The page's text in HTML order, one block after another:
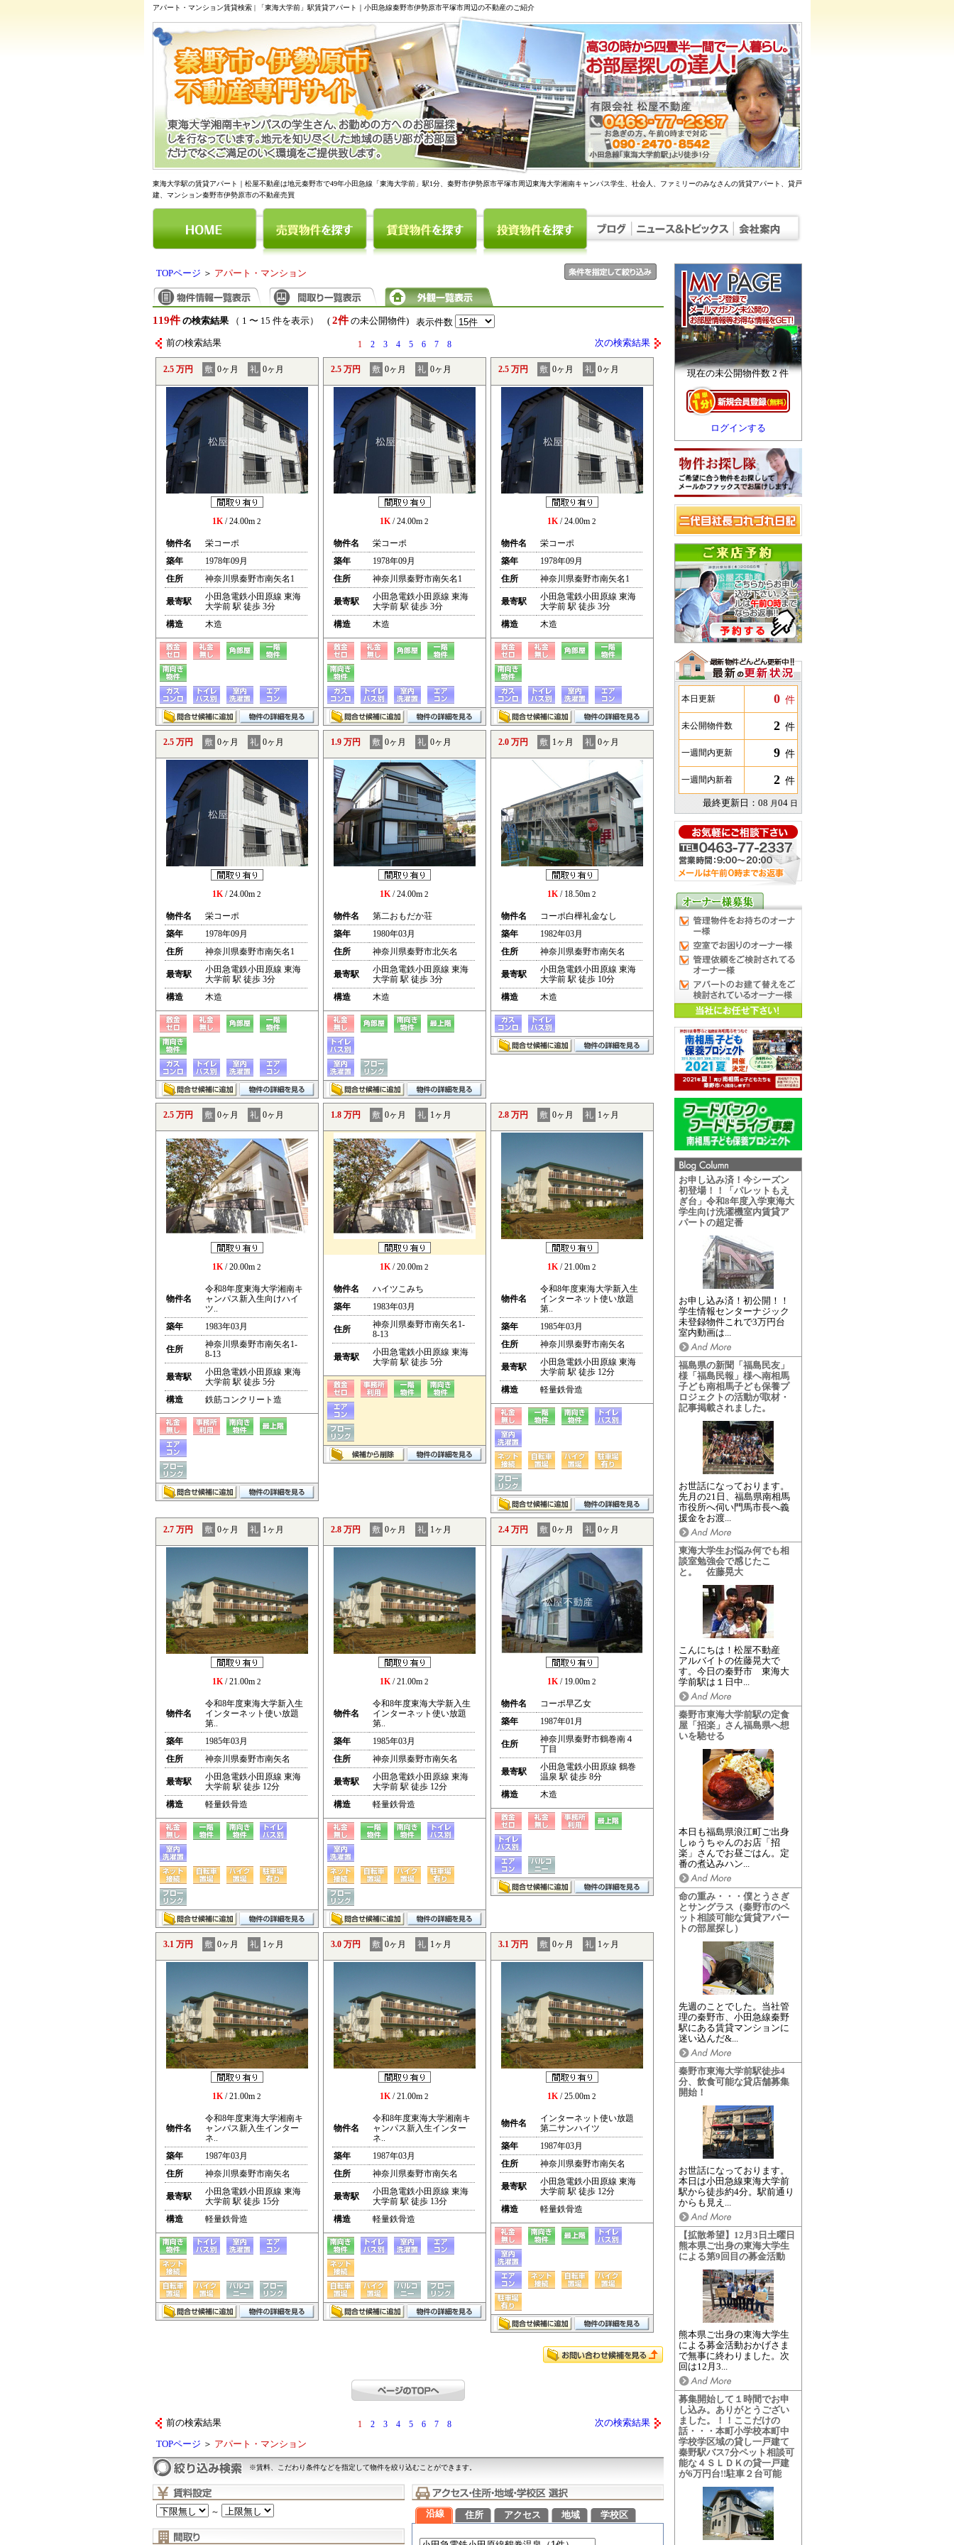
アパート・マンション賃貸検索 | 「東海大学前」駅賃貸アパート｜小田急線秦野市伊勢原市平塚市周辺の不動産のご紹介
東海大学駅の賃貸アパート｜松屋不動産は地元秦野市で49年小田急線「東海大学前」駅1分、秦野市伊勢原市平塚市周辺東海大学湘南キャンパス学生、社会人、ファミリーのみなさんの賃貸アパート、貸戸
建、マンション秦野市伊勢原市の不動産売買
現在の未公開物件数 2 件
ログインする
本日更新 0 件
未公開物件数 2 件
一週間内更新 9 件
一週間内新着 2 件
最終更新日：08 月04 日
お申し込み済！今シーズン
初登場！！「パレットもえ
ぎ台」令和8年度入学東海大
学生向け洗濯機室内賃貸ア
パートの超定番
お申し込み済！初公開！！
学生情報センターナジック
未登録物件これで3万円台
室内動画は...
福島県の新聞「福島民友」
様「福島民報」様へ南相馬
子ども南相馬子ども保養プ
ロジェクトの活動が取材・
記事掲載されました。
お世話になっております。
先月の21日、福島県南相馬
市役所へ伺い門馬市長へ義
援金をお渡...
東海大学生お悩み何でも相
談室勉強会で感じたこ
と。 佐藤晃大
こんにちは！松屋不動産
アルバイトの佐藤晃大で
す。今日の秦野市 東海大
学前駅は１日中...
秦野市東海大学前駅の定食
屋「招楽」さん福島県へ想
いを馳せる
本日も福島県浪江町ご出身
しゅうちゃんのお店「招
楽」さんでお昼ごはん。定
番の煮込みハン...
命の重み・・・僕とうさぎ
とサングラス（秦野市のペ
ット相談可能な賃貸アパー
トの部屋探し）
先週のことでした。当社管
理の秦野市、小田急線秦野
駅にある賃貸マンションに
迷い込んだ&...
秦野市東海大学前駅徒歩4
分、飲食可能な貸店舗募集
開始！
お世話になっております。
本日は小田急線東海大学前
駅から徒歩約4分。駅前通り
からも見え...
【拡散希望】12月3日土曜日
熊本県ご出身の東海大学生
による第9回目の募金活動
熊本県ご出身の東海大学生
による募金活動おかげさま
で無事に終わりました。次
回は12月3...
募集開始して１時間でお申
し込み。ありがとうござい
ました。！！ここだけの
話・・・本町小学校本町中
学校学区域の貸し一戸建て
秦野駅バス7分ペット相談可
能な４ＳＬＤＫの貸一戸建
が6万円台!!駐車２台可能
TOPページ ＞ アパート・マンション
119件 の検索結果（ 1 〜 15 件を表示） ( 2件の未公開物件) 表示件数
前の検索結果 1 2 3 4 5 6 7 8 次の検索結果
2.5 万円 敷 0ヶ月 礼 0ヶ月
1K/ 24.00m 2
物件名
栄コーポ
築年
1978年09月
住所
神奈川県秦野市南矢名1
最寄駅
小田急電鉄小田原線 東海
大学前 駅 徒歩 3分
構造
木造
2.5 万円 敷 0ヶ月 礼 0ヶ月
1K/ 24.00m 2
物件名
栄コーポ
築年
1978年09月
住所
神奈川県秦野市南矢名1
最寄駅
小田急電鉄小田原線 東海
大学前 駅 徒歩 3分
構造
木造
2.5 万円 敷 0ヶ月 礼 0ヶ月
1K/ 24.00m 2
物件名
栄コーポ
築年
1978年09月
住所
神奈川県秦野市南矢名1
最寄駅
小田急電鉄小田原線 東海
大学前 駅 徒歩 3分
構造
木造
2.5 万円 敷 0ヶ月 礼 0ヶ月
1K/ 24.00m 2
物件名
栄コーポ
築年
1978年09月
住所
神奈川県秦野市南矢名1
最寄駅
小田急電鉄小田原線 東海
大学前 駅 徒歩 3分
構造
木造
1.9 万円 敷 0ヶ月 礼 0ヶ月
1K/ 24.00m 2
物件名
第二おもだか荘
築年
1980年03月
住所
神奈川県秦野市北矢名
最寄駅
小田急電鉄小田原線 東海
大学前 駅 徒歩 3分
構造
木造
2.0 万円 敷 1ヶ月 礼 0ヶ月
1K/ 18.50m 2
物件名
コーポ白樺礼金なし
築年
1982年03月
住所
神奈川県秦野市南矢名
最寄駅
小田急電鉄小田原線 東海
大学前 駅 徒歩 10分
構造
木造
2.5 万円 敷 0ヶ月 礼 0ヶ月
1K/ 20.00m 2
物件名
令和8年度東海大学湘南キ
ャンパス新入生向けハイ
ツ..
築年
1983年03月
住所
神奈川県秦野市南矢名1-
8-13
最寄駅
小田急電鉄小田原線 東海
大学前 駅 徒歩 5分
構造
鉄筋コンクリート造
1.8 万円 敷 0ヶ月 礼 1ヶ月
1K/ 20.00m 2
物件名
ハイツこみち
築年
1983年03月
住所
神奈川県秦野市南矢名1-
8-13
最寄駅
小田急電鉄小田原線 東海
大学前 駅 徒歩 5分
2.8 万円 敷 0ヶ月 礼 1ヶ月
1K/ 21.00m 2
物件名
令和8年度東海大学新入生
インターネット使い放題
第..
築年
1985年03月
住所
神奈川県秦野市南矢名
最寄駅
小田急電鉄小田原線 東海
大学前 駅 徒歩 12分
構造
軽量鉄骨造
2.7 万円 敷 0ヶ月 礼 1ヶ月
1K/ 21.00m 2
物件名
令和8年度東海大学新入生
インターネット使い放題
第..
築年
1985年03月
住所
神奈川県秦野市南矢名
最寄駅
小田急電鉄小田原線 東海
大学前 駅 徒歩 12分
構造
軽量鉄骨造
2.8 万円 敷 0ヶ月 礼 1ヶ月
1K/ 21.00m 2
物件名
令和8年度東海大学新入生
インターネット使い放題
第..
築年
1985年03月
住所
神奈川県秦野市南矢名
最寄駅
小田急電鉄小田原線 東海
大学前 駅 徒歩 12分
構造
軽量鉄骨造
2.4 万円 敷 0ヶ月 礼 0ヶ月
1K/ 19.00m 2
物件名
コーポ早乙女
築年
1987年01月
住所
神奈川県秦野市鶴巻南４
丁目
最寄駅
小田急電鉄小田原線 鶴巻
温泉 駅 徒歩 8分
構造
木造
3.1 万円 敷 0ヶ月 礼 1ヶ月
1K/ 21.00m 2
物件名
令和8年度東海大学湘南キ
ャンパス新入生インター
ネ..
築年
1987年03月
住所
神奈川県秦野市南矢名
最寄駅
小田急電鉄小田原線 東海
大学前 駅 徒歩 15分
構造
軽量鉄骨造
3.0 万円 敷 0ヶ月 礼 1ヶ月
1K/ 21.00m 2
物件名
令和8年度東海大学湘南キ
ャンパス新入生インター
ネ..
築年
1987年03月
住所
神奈川県秦野市南矢名
最寄駅
小田急電鉄小田原線 東海
大学前 駅 徒歩 13分
構造
軽量鉄骨造
3.1 万円 敷 0ヶ月 礼 1ヶ月
1K/ 25.00m 2
物件名
インターネット使い放題
第二サンハイツ
築年
1987年03月
住所
神奈川県秦野市南矢名
最寄駅
小田急電鉄小田原線 東海
大学前 駅 徒歩 12分
構造
軽量鉄骨造
前の検索結果 1 2 3 4 5 6 7 8 次の検索結果
TOPページ ＞ アパート・マンション
※賃料、こだわり条件などを指定して物件を絞り込むことができます。
～ 沿線 住所 アクセス 地域 学校区